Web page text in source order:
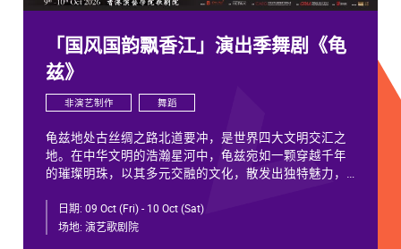
「国风国韵飘香江」演出季舞剧《龟
兹》
非演艺制作 舞蹈
龟兹地处古丝绸之路北道要冲，是世界四大文明交汇之
地。在中华文明的浩瀚星河中，龟兹宛如一颗穿越千年
的璀璨明珠，以其多元交融的文化，散发出独特魅力，
龟兹文化流淌着古往今来各族人民的印迹和血脉，从石
日期: 09 Oct (Fri) - 10 Oct (Sat)
场地: 演艺歌剧院